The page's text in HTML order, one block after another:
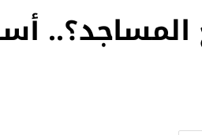
المساجد؟..